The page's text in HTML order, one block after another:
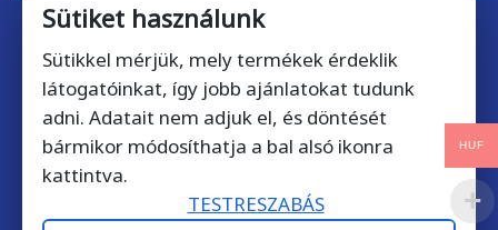
Kérdése van? Hívjon bátran!
+36 1 901 7372
Telefonos ügyfélszolgálatunk munkanapokon 9-17 óra
között érhető el.
HUF
Sütiket használunk
Sütikkel mérjük, mely termékek érdeklik
látogatóinkat, így jobb ajánlatokat tudunk
adni. Adatait nem adjuk el, és döntését
bármikor módosíthatja a bal alsó ikonra
kattintva.
TESTRESZABÁS